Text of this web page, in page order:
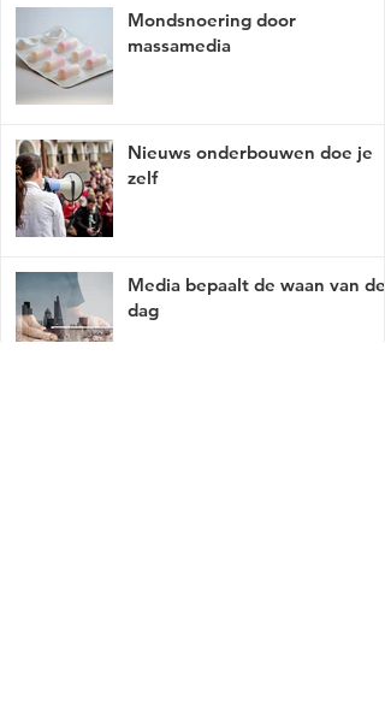
Mondsnoering door
massamedia
Nieuws onderbouwen doe je
zelf
Media bepaalt de waan van de
dag